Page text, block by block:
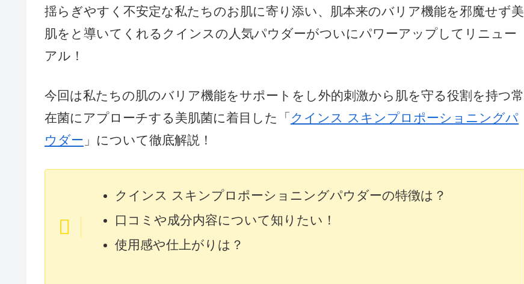
揺らぎやすく不安定な私たちのお肌に寄り添い、肌本来のバリア機能を邪魔せず美
肌をと導いてくれるクインスの人気パウダーがついにパワーアップしてリニュー
アル！
今回は私たちの肌のバリア機能をサポートをし外的刺激から肌を守る役割を持つ常
在菌にアプローチする美肌菌に着目した「 クインス スキンプロポーショニングパ
ウダー 」について徹底解説！
クインス スキンプロポーショニングパウダーの特徴は？
口コミや成分内容について知りたい！
使用感や仕上がりは？